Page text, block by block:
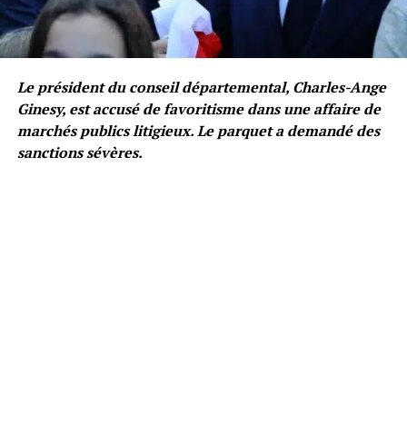
Le président du conseil départemental, Charles-Ange
Ginesy, est accusé de favoritisme dans une affaire de
marchés publics litigieux. Le parquet a demandé des
sanctions sévères.